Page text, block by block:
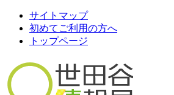
サイトマップ
初めてご利用の方へ
トップページ